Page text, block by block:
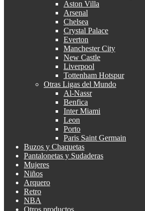
Aston Villa
Arsenal
Chelsea
Crystal Palace
Everton
Manchester City
New Castle
Liverpool
Tottenham Hotspur
Otras Ligas del Mundo
Al-Nassr
Benfica
Inter Miami
Leon
Porto
Paris Saint Germain
Buzos y Chaquetas
Pantalonetas y Sudaderas
Mujeres
Niños
Arquero
Retro
NBA